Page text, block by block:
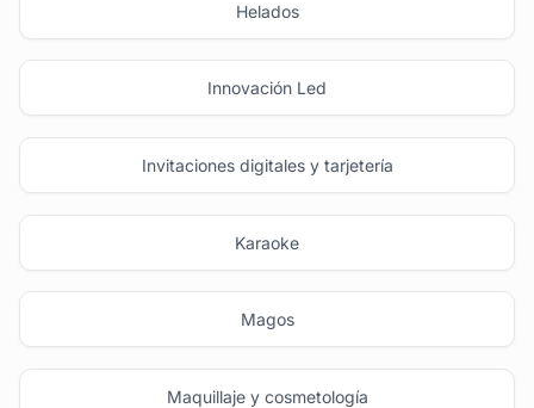
Helados
Innovación Led
Invitaciones digitales y tarjetería
Karaoke
Magos
Maquillaje y cosmetología